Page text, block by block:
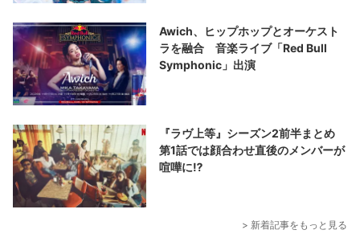
Awich、ヒップホップとオーケスト
ラを融合 音楽ライブ「Red Bull
Symphonic」出演
『ラヴ上等』シーズン2前半まとめ
第1話では顔合わせ直後のメンバーが
喧嘩に⁉︎
> 新着記事をもっと見る